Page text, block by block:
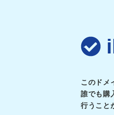
このドメ
誰でも購
行うこと